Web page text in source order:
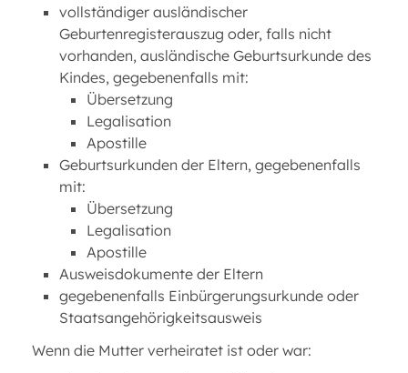
vollständiger ausländischer
Geburtenregisterauszug oder, falls nicht
vorhanden, ausländische Geburtsurkunde des
Kindes, gegebenenfalls mit:
Übersetzung
Legalisation
Apostille
Geburtsurkunden der Eltern, gegebenenfalls
mit:
Übersetzung
Legalisation
Apostille
Ausweisdokumente der Eltern
gegebenenfalls Einbürgerungsurkunde oder
Staatsangehörigkeitsausweis
Wenn die Mutter verheiratet ist oder war: